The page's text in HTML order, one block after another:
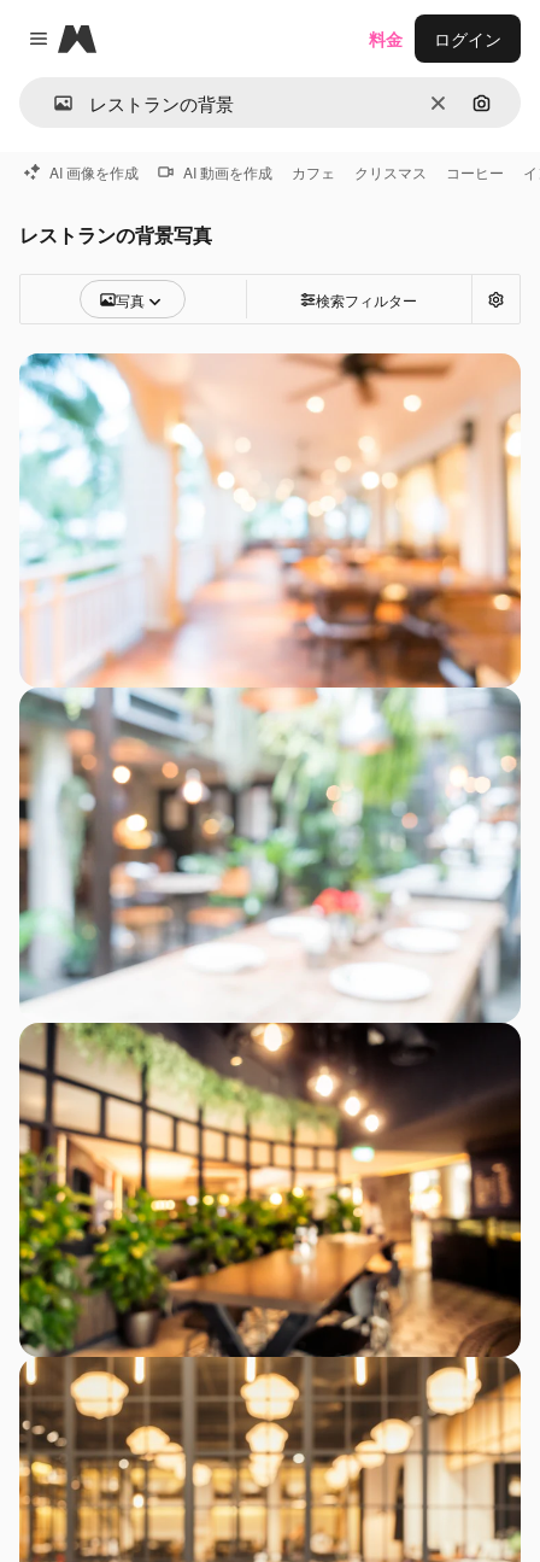
Close menu
Magnific
消去 画像で
料金 ログイン
AI 画像を作成 AI 動画を作成 カフェ クリスマス コーヒー
レストランの背景写真
写真 検索フィルター